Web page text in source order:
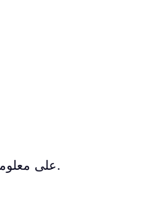
كما هو موضح في لقطة الشاشة أدناه، يحتوي النطاق B5:C11 على معلومات ورقة مالية مدتها 10 سنوات. ولحساب عائدها بناءً على البيانات المقدمة، يمكنك اتباع الخطوات التالية.